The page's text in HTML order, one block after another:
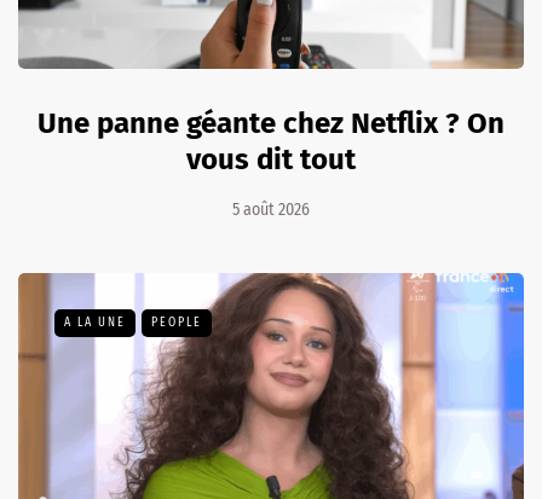
Une panne géante chez Netflix ? On
vous dit tout
5 août 2026
A LA UNE PEOPLE